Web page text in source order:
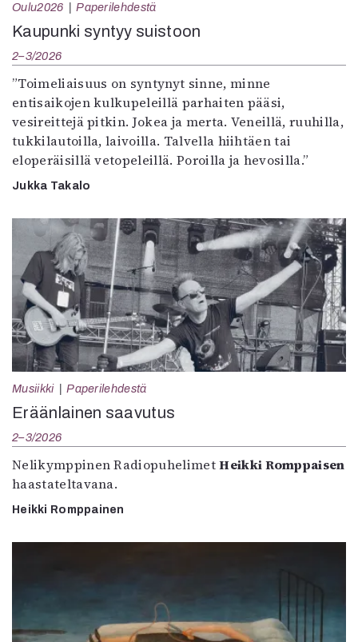
Oulu2026 Paperilehdestä
Kaupunki syntyy suistoon
2–3/2026
”Toimeliaisuus on syntynyt sinne, minne
entisaikojen kulkupeleillä parhaiten pääsi,
vesireittejä pitkin. Jokea ja merta. Veneillä, ruuhilla,
tukkilautoilla, laivoilla. Talvella hiihtäen tai
eloperäisillä vetopeleillä. Poroilla ja hevosilla.”
Jukka Takalo
Musiikki Paperilehdestä
Eräänlainen saavutus
2–3/2026
Nelikymppinen RadiopuhelimetHeikki Romppaisen
haastateltavana.
Heikki Romppainen